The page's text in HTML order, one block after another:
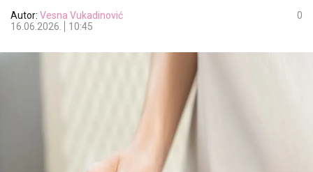
Autor: Vesna Vukadinović
16.06.2026.
10:45
0